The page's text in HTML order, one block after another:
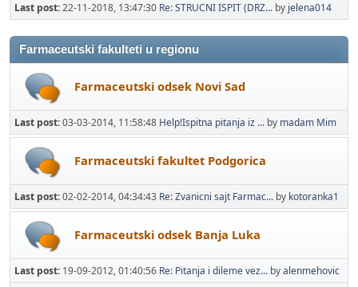
Last post:22-11-2018, 13:47:30 Re: STRUCNI ISPIT (DRZ... by jelena014
Farmaceutski fakulteti u regionu
Farmaceutski odsek Novi Sad
Last post:03-03-2014, 11:58:48 Help!Ispitna pitanja iz ... by madam Mim
Farmaceutski fakultet Podgorica
Last post:02-02-2014, 04:34:43 Re: Zvanicni sajt Farmac... by kotoranka1
Farmaceutski odsek Banja Luka
Last post: 19-09-2012, 01:40:56 Re: Pitanja i dileme vez... byalenmehovic